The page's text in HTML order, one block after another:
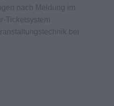
nach Meldung im
Ticketsystem
bei